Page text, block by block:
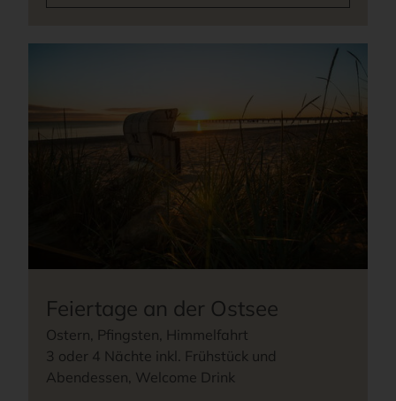
Feiertage an der Ostsee
Ostern, Pfingsten, Himmelfahrt
3 oder 4 Nächte inkl. Frühstück und
Abendessen, Welcome Drink